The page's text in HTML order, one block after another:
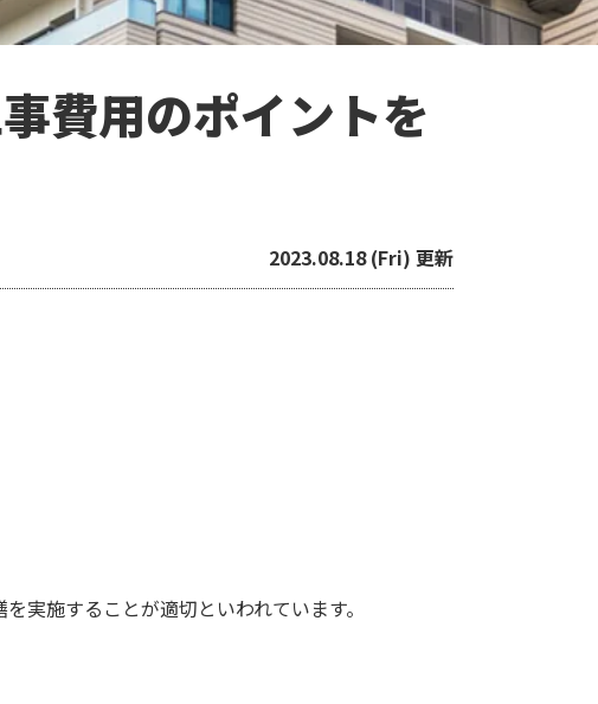
費用のポイントを
2023.08.18 (Fri) 更新
実施することが適切といわれています。